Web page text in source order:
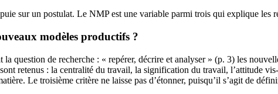
sur un postulat. Le NMP est une variable parmi trois qui explique
modèles productifs ?
la question de recherche : « repérer, décrire et analyser » (p. 3) les
retenus : la centralité du travail, la signification du travail, l’attitude
Le troisième critère ne laisse pas d’étonner, puisqu’il s’agit de